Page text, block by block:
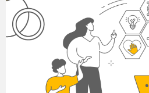
Перевіримо, наскільки ви
плавання».
Усне опитування(слайд)
Дати визначення
Дати визначення